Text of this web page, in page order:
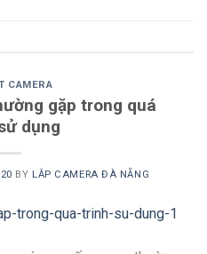
CAMERA
gặp trong quá
dụng
BY LẮP CAMERA ĐÀ NẴNG